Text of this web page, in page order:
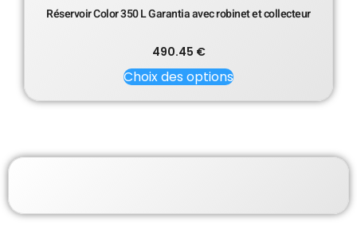
Réservoir Color 350 L Garantia avec robinet et collecteur
490.45 €
Choix des options